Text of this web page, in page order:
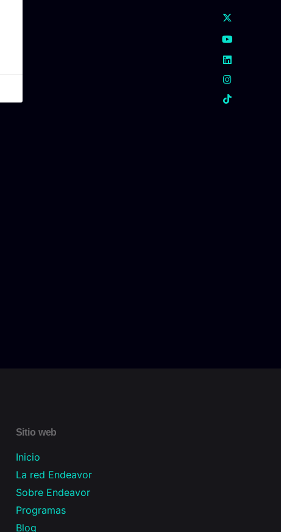
Sitio web
Inicio
La red Endeavor
Sobre Endeavor
Programas
Blog